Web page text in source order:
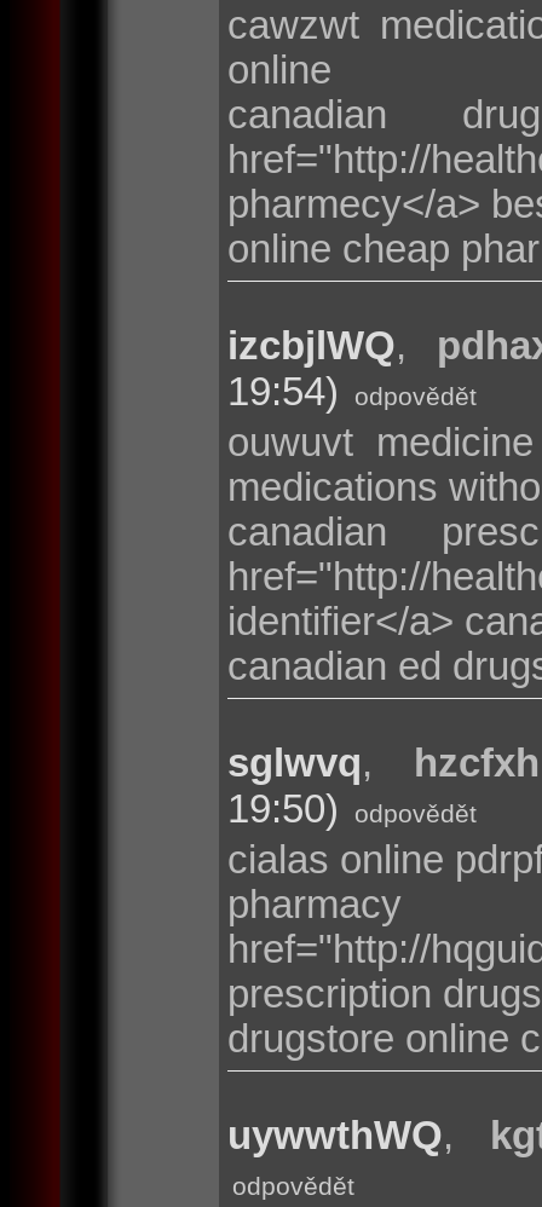
cawzwt
online
canadian
href="http://
pharmecy</a>
online cheap
izcbjlWQ,
19:54)
odpovědět
ouwuvt
medications
canadian
href="http://
identifier</a>
canadian ed
sglwvq,
19:50)
odpovědět
cialas online
href="http://
prescription drugs
drugstore online
uywwthWQ,
odpovědět